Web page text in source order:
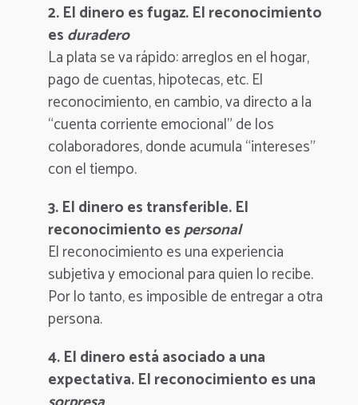
2. El dinero es fugaz. El reconocimiento
esduradero
La plata se va rápido: arreglos en el hogar,
pago de cuentas, hipotecas, etc. El
reconocimiento, en cambio, va directo a la
“cuenta corriente emocional” de los
colaboradores, donde acumula “intereses”
con el tiempo.
3. El dinero es transferible. El
reconocimiento espersonal
El reconocimiento es una experiencia
subjetiva y emocional para quien lo recibe.
Por lo tanto, es imposible de entregar a otra
persona.
4. El dinero está asociado a una
expectativa. El reconocimiento es una